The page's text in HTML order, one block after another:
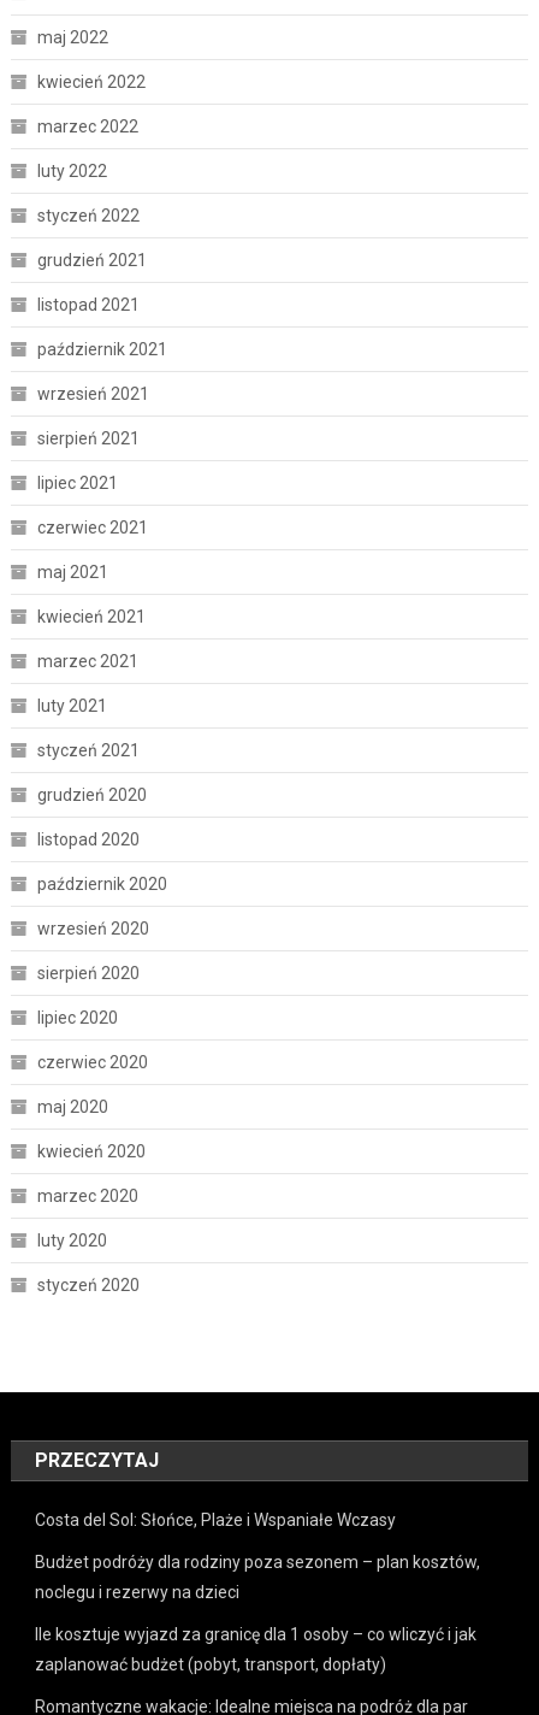
maj 2022
kwiecień 2022
marzec 2022
luty 2022
styczeń 2022
grudzień 2021
listopad 2021
październik 2021
wrzesień 2021
sierpień 2021
lipiec 2021
czerwiec 2021
maj 2021
kwiecień 2021
marzec 2021
luty 2021
styczeń 2021
grudzień 2020
listopad 2020
październik 2020
wrzesień 2020
sierpień 2020
lipiec 2020
czerwiec 2020
maj 2020
kwiecień 2020
marzec 2020
luty 2020
styczeń 2020
PRZECZYTAJ
Costa del Sol: Słońce, Plaże i Wspaniałe Wczasy
Budżet podróży dla rodziny poza sezonem – plan kosztów,
noclegu i rezerwy na dzieci
Ile kosztuje wyjazd za granicę dla 1 osoby – co wliczyć i jak
zaplanować budżet (pobyt, transport, dopłaty)
Romantyczne wakacje: Idealne miejsca na podróż dla par